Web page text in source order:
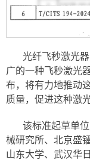
光纤飞秒激光
广的一种飞秒激光
布，将有力地推动
质量，促进这种激
该标准起草单
械研究所、北京盛
山东大学、武汉华